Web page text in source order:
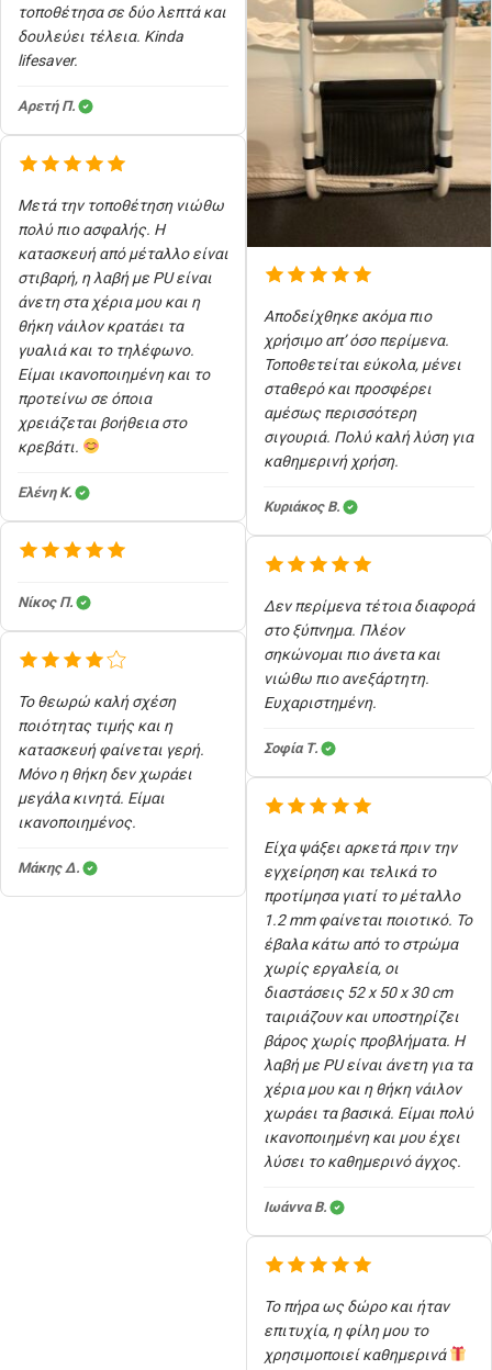
τοποθέτησα σε δύο λεπτά και
δουλεύει τέλεια. Kinda
lifesaver.
Αρετή Π.
Μετά την τοποθέτηση νιώθω
πολύ πιο ασφαλής. Η
κατασκευή από μέταλλο είναι
στιβαρή, η λαβή με PU είναι
άνετη στα χέρια μου και η
θήκη νάιλον κρατάει τα
γυαλιά και το τηλέφωνο.
Είμαι ικανοποιημένη και το
προτείνω σε όποια
χρειάζεται βοήθεια στο
κρεβάτι.
Ελένη Κ.
Νίκος Π.
Το θεωρώ καλή σχέση
ποιότητας τιμής και η
κατασκευή φαίνεται γερή.
Μόνο η θήκη δεν χωράει
μεγάλα κινητά. Είμαι
ικανοποιημένος.
Μάκης Δ.
Αποδείχθηκε ακόμα πιο
χρήσιμο απ’ όσο περίμενα.
Τοποθετείται εύκολα, μένει
σταθερό και προσφέρει
αμέσως περισσότερη
σιγουριά. Πολύ καλή λύση για
καθημερινή χρήση.
Κυριάκος Β.
Δεν περίμενα τέτοια διαφορά
στο ξύπνημα. Πλέον
σηκώνομαι πιο άνετα και
νιώθω πιο ανεξάρτητη.
Ευχαριστημένη.
Σοφία Τ.
Είχα ψάξει αρκετά πριν την
εγχείρηση και τελικά το
προτίμησα γιατί το μέταλλο
1.2 mm φαίνεται ποιοτικό. Το
έβαλα κάτω από το στρώμα
χωρίς εργαλεία, οι
διαστάσεις 52 x 50 x 30 cm
ταιριάζουν και υποστηρίζει
βάρος χωρίς προβλήματα. Η
λαβή με PU είναι άνετη για τα
χέρια μου και η θήκη νάιλον
χωράει τα βασικά. Είμαι πολύ
ικανοποιημένη και μου έχει
λύσει το καθημερινό άγχος.
Ιωάννα Β.
Το πήρα ως δώρο και ήταν
επιτυχία, η φίλη μου το
χρησιμοποιεί καθημερινά